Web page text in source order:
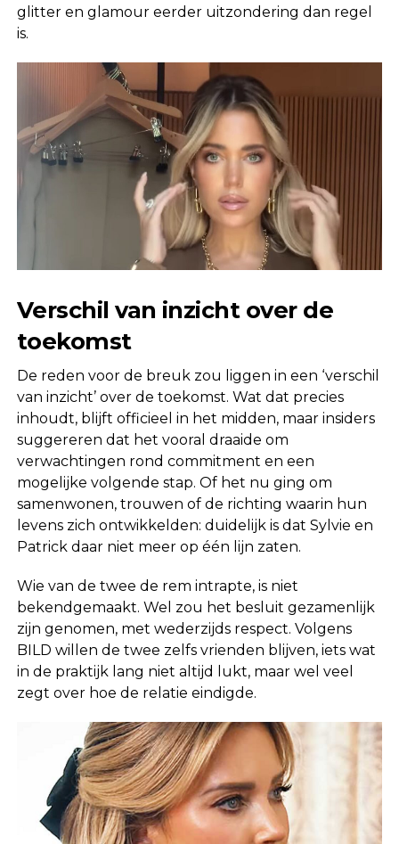
glitter en glamour eerder uitzondering dan regel
is.
Verschil van inzicht over de
toekomst
De reden voor de breuk zou liggen in een ‘verschil
van inzicht’ over de toekomst. Wat dat precies
inhoudt, blijft officieel in het midden, maar insiders
suggereren dat het vooral draaide om
verwachtingen rond commitment en een
mogelijke volgende stap. Of het nu ging om
samenwonen, trouwen of de richting waarin hun
levens zich ontwikkelden: duidelijk is dat Sylvie en
Patrick daar niet meer op één lijn zaten.
Wie van de twee de rem intrapte, is niet
bekendgemaakt. Wel zou het besluit gezamenlijk
zijn genomen, met wederzijds respect. Volgens
BILD willen de twee zelfs vrienden blijven, iets wat
in de praktijk lang niet altijd lukt, maar wel veel
zegt over hoe de relatie eindigde.